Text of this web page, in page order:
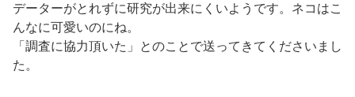
データーがとれずに研究が出来にくいようです。ネコはこ
んなに可愛いのにね。
「調査に協力頂いた」とのことで送ってきてくださいまし
た。